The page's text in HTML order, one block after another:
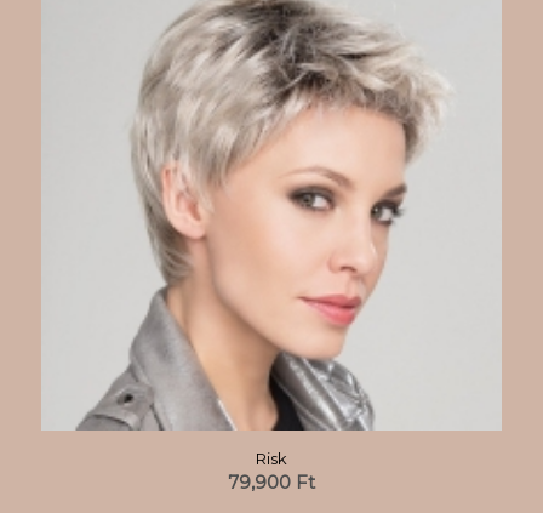
Risk
79,900 Ft